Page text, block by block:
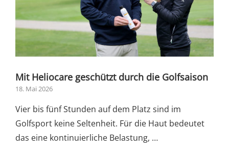
Mit Heliocare geschützt durch die Golfsaison
18. Mai 2026
Vier bis fünf Stunden auf dem Platz sind im
Golfsport keine Seltenheit. Für die Haut bedeutet
das eine kontinuierliche Belastung, …